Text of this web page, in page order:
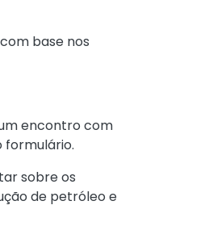
base nos
encontro com
formulário.
sobre os
de petróleo e